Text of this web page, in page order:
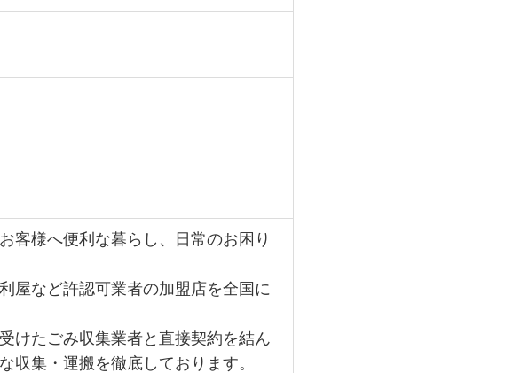
客様へ便利な暮らし、日常のお困り
屋など許認可業者の加盟店を全国に
けたごみ収集業者と直接契約を結ん
収集・運搬を徹底しております。